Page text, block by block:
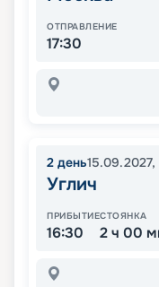
ОТПРАВЛЕНИЕ
17:30
2 день15.09.2027,
Углич
ПРИБЫТИЕ
16:30
СТОЯНКА
2 ч 00